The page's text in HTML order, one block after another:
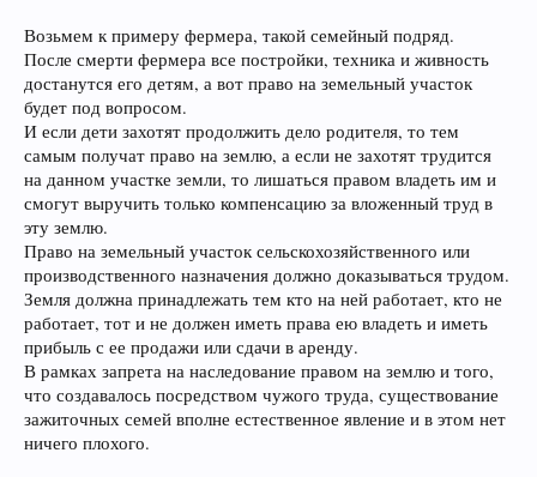
Возьмем к примеру фермера, такой семейный подряд.
После смерти фермера все постройки, техника и живность
достанутся его детям, а вот право на земельный участок
будет под вопросом.
И если дети захотят продолжить дело родителя, то тем
самым получат право на землю, а если не захотят трудится
на данном участке земли, то лишаться правом владеть им и
смогут выручить только компенсацию за вложенный труд в
эту землю.
Право на земельный участок сельскохозяйственного или
производственного назначения должно доказываться трудом.
Земля должна принадлежать тем кто на ней работает, кто не
работает, тот и не должен иметь права ею владеть и иметь
прибыль с ее продажи или сдачи в аренду.
В рамках запрета на наследование правом на землю и того,
что создавалось посредством чужого труда, существование
зажиточных семей вполне естественное явление и в этом нет
ничего плохого.